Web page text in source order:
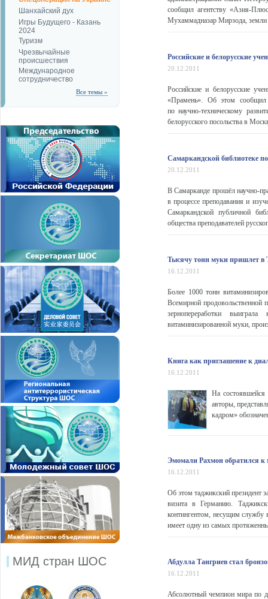
Шанхайский дух
Игры Будущего - Казань
2024
Туризм
Чрезвычайные
происшествия
Международное
сотрудничество
Все темы »
МИД стран ШОС
сообщил агентству «Азия-
Мухаммадназар Мирзода, земли
Российские и белорусские
20.12.2011
Российские и белорусские
«Прамень». Об этом сообщил
по научно-техническому
белорусского посольства в
Самаркандской библиотеке
20.12.2011
В Самарканде прошёл научно-
в процессе преподавания и
Самаркандской публичной
общества преподавателей
Тысячу тонн муки пришлет в
16.12.2011
Более 1000 тонн
Всемирной
зернопереработки
витаминизированной муки,
Книга как приглашение к
16.12.2011
На состоявшейся
авторы,
кадром»
Эмомали Рахмон обратился к
16.12.2011
Об этом таджикский президент
визита в Германию.
контингентом, несущим службу
имеет одну из самых
Абдулла Тангриев стал
16.12.2011
Абсолютный чемпион мира по